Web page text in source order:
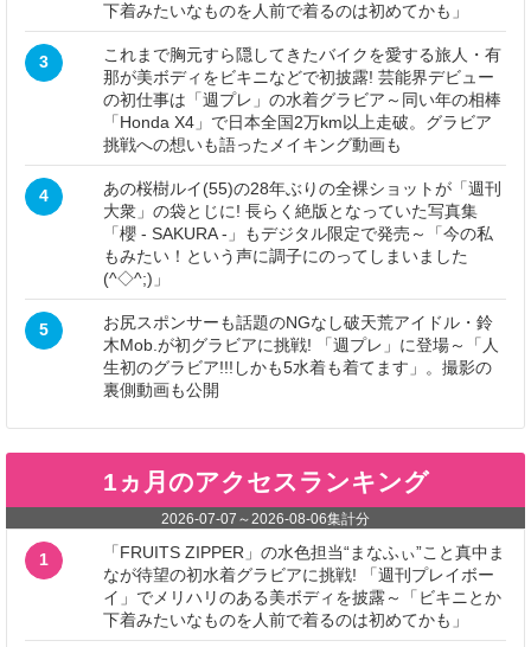
下着みたいなものを人前で着るのは初めてかも」
3
これまで胸元すら隠してきたバイクを愛する旅人・有
那が美ボディをビキニなどで初披露! 芸能界デビュー
の初仕事は「週プレ」の水着グラビア～同い年の相棒
「Honda X4」で日本全国2万km以上走破。グラビア
挑戦への想いも語ったメイキング動画も
4
あの桜樹ルイ(55)の28年ぶりの全裸ショットが「週刊
大衆」の袋とじに! 長らく絶版となっていた写真集
「櫻 - SAKURA -」もデジタル限定で発売～「今の私
もみたい！という声に調子にのってしまいました
(^◇^;)」
5
お尻スポンサーも話題のNGなし破天荒アイドル・鈴
木Mob.が初グラビアに挑戦! 「週プレ」に登場～「人
生初のグラビア!!!しかも5水着も着てます」。撮影の
裏側動画も公開
1ヵ月のアクセスランキング
2026-07-07 ～2026-08-06集計分
1
「FRUITS ZIPPER」の水色担当“まなふぃ”こと真中ま
なが待望の初水着グラビアに挑戦! 「週刊プレイボー
イ」でメリハリのある美ボディを披露～「ビキニとか
下着みたいなものを人前で着るのは初めてかも」